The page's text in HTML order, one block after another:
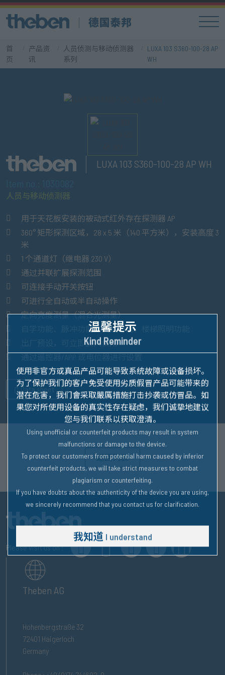
首
页
产品资
讯
人员侦测与移动侦测器
系列
LUXA 103 S360-100-28 AP
WH
LUXA 103 S360-100-28 AP WH
人员与移动侦测器
用于天花板安装的被动式红外存在探测器 AP
360° 矩形探测区域，28 x 5 米（140 平方米），安装高度 3
米
1 个通道灯（继电器 230 V）
通过并联扩展探测范围
可连接手动开关按钮
可进行全自动或半自动操作
定向亮度测量（混合光测量）
自学功能、脉冲功能、测试功能、楼梯照明功能
出厂预设，可立即投入使用
Data sheet
返回列表
Please visit us on :
Theben AG
Hohenbergstraße 32
72401 Haigerloch
Germany
温馨提示
Kind Reminder
使用非官方或真品产品可能导致系统故障或设备损坏。
为了保护我们的客户免受使用劣质假冒产品可能带来的
潜在危害，我们會采取嚴厲措施打击抄袭或仿冒品。 如
果您对所使用设备的真实性存在疑虑，我们诚挚地建议
您与我们联系以获取澄清。
Using unofficial or counterfeit products may result in system
malfunctions or damage to the device.
To protect our customers from potential harm caused by inferior
counterfeit products, we will take strict measures to combat
plagiarism or counterfeiting.
If you have doubts about the authenticity of the device you are using,
we sincerely recommend that you contact us for clarification.
我知道 I understand